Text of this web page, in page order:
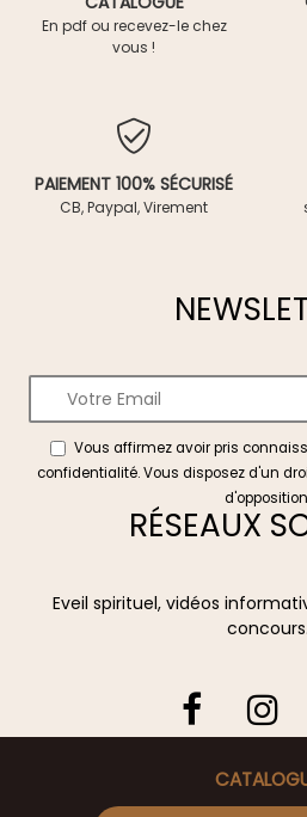
En pdf ou recevez-le chez
vous !
PAIEMENT 100% SÉCURISÉ
CB, Paypal, Virement
Vous affirmez avoir pris
confidentialité. Vous disposez d'un
RÉSEAUX
Eveil spirituel, vidéos
concours.